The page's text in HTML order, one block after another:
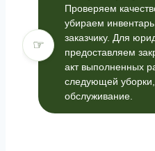
☞
Проверяем
убираем
заказчику. Для
предоставляем
акт выполненных
следующей
обслуживание.